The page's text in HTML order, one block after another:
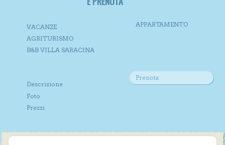
VACANZE
AGRITURISMO
B&B VILLA SARACINA
APPARTAMENTO
Descrizione
Foto
Prezzi
Prenota